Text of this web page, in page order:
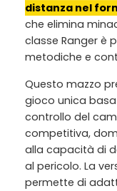
distanza nel
che elimina
classe Ranger è
metodiche e
Questo mazzo
gioco unica
controllo del
competitiva,
alla capacità di
al pericolo. La
permette di